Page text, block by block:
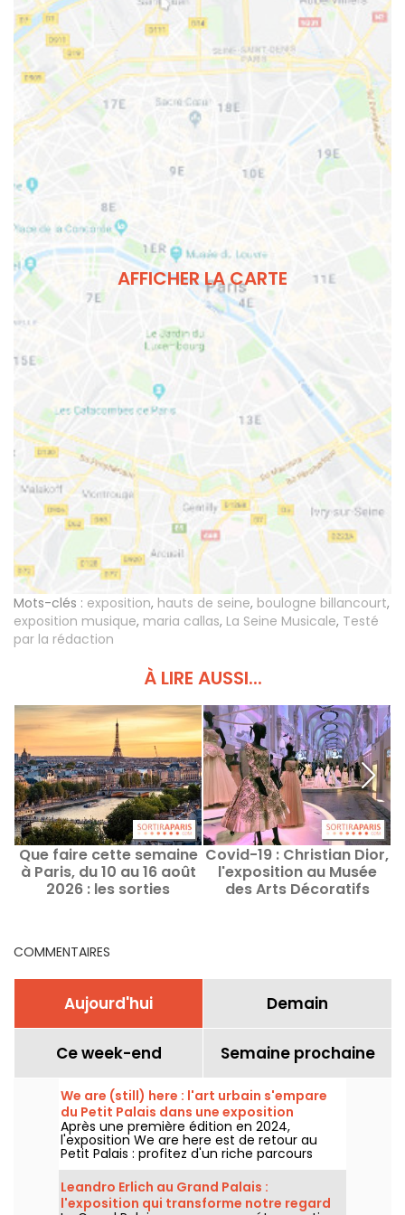
AFFICHER LA CARTE
Mots-clés : exposition, hauts de seine, boulogne billancourt,
exposition musique, maria callas, La Seine Musicale, Testé
par la rédaction
À LIRE AUSSI...
Que faire cette semaine
à Paris, du 10 au 16 août
2026 : les sorties
Covid-19 : Christian Dior,
l'exposition au Musée
des Arts Décoratifs
COMMENTAIRES
Aujourd'hui Demain
Ce week-end Semaine prochaine
We are (still) here : l'art urbain s'empare
du Petit Palais dans une exposition
gratuite cet été
Après une première édition en 2024,
l'exposition We are here est de retour au
Petit Palais : profitez d'un riche parcours
d'art urbain en plein cœur du musée des
Beaux-Arts. L'exposition est visible
gratuitement du 20 juin au 20 septembre
2026.
Leandro Erlich au Grand Palais :
l'exposition qui transforme notre regard